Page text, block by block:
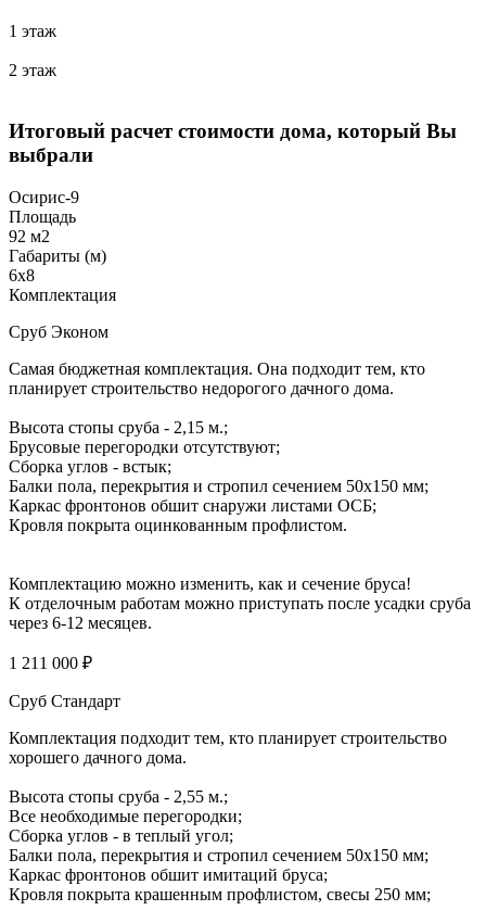
1 этаж
2 этаж
Итоговый расчет стоимости дома, который Вы
выбрали
Осирис-9
Площадь
92 м2
Габариты (м)
6х8
Комплектация
Сруб Эконом
Самая бюджетная комплектация. Она подходит тем, кто
планирует строительство недорогого дачного дома.
Высота стопы сруба - 2,15 м.;
Брусовые перегородки отсутствуют;
Сборка углов - встык;
Балки пола, перекрытия и стропил сечением 50х150 мм;
Каркас фронтонов обшит снаружи листами ОСБ;
Кровля покрыта оцинкованным профлистом.
Комплектацию можно изменить, как и сечение бруса!
К отделочным работам можно приступать после усадки сруба
через 6-12 месяцев.
1 211 000 ₽
Сруб Стандарт
Комплектация подходит тем, кто планирует строительство
хорошего дачного дома.
Высота стопы сруба - 2,55 м.;
Все необходимые перегородки;
Сборка углов - в теплый угол;
Балки пола, перекрытия и стропил сечением 50х150 мм;
Каркас фронтонов обшит имитаций бруса;
Кровля покрыта крашенным профлистом, свесы 250 мм;